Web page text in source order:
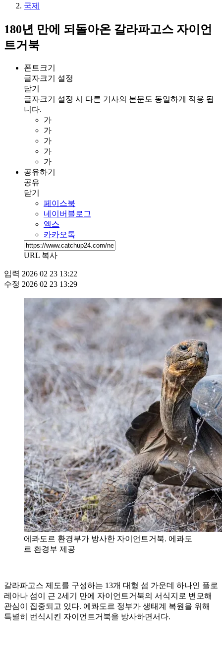
국제
180년 만에 되돌아온 갈라파고스 자이언
트거북
폰트크기
글자크기 설정
닫기
글자크기 설정 시 다른 기사의 본문도 동일하게 적용 됩
니다.
가
가
가
가
가
공유하기
공유
닫기
페이스북
네이버블로그
엑스
카카오톡
URL 복사
입력 2026 02 23 13:22
수정 2026 02 23 13:29
에콰도르 환경부가 방사한 자이언트거북. 에콰도
르 환경부 제공
갈라파고스 제도를 구성하는 13개 대형 섬 가운데 하나인 플로
레아나 섬이 근 2세기 만에 자이언트거북의 서식지로 변모해
관심이 집중되고 있다. 에콰도르 정부가 생태계 복원을 위해
특별히 번식시킨 자이언트거북을 방사하면서다.